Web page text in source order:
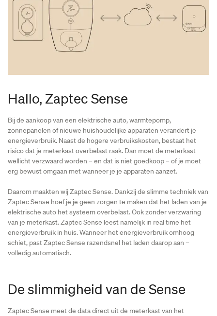
Hallo, Zaptec Sense
Bij de aankoop van een elektrische auto, warmtepomp,
zonnepanelen of nieuwe huishoudelijke apparaten verandert je
energieverbruik. Naast de hogere verbruikskosten, bestaat het
risico dat je meterkast overbelast raak. Dan moet de meterkast
wellicht verzwaard worden – en dat is niet goedkoop – of je moet
erg bewust omgaan met wanneer je je apparaten aanzet.
Daarom maakten wij Zaptec Sense. Dankzij de slimme techniek van
Zaptec Sense hoef je je geen zorgen te maken dat het laden van je
elektrische auto het systeem overbelast. Ook zonder verzwaring
van je meterkast. Zaptec Sense leest namelijk in real time het
energieverbruik in huis. Wanneer het energieverbruik omhoog
schiet, past Zaptec Sense razendsnel het laden daarop aan –
volledig automatisch.
De slimmigheid van de Sense
Zaptec Sense meet de data direct uit de meterkast van het